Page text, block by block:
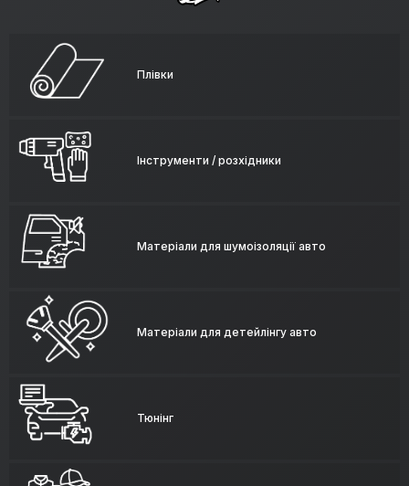
Плівки
Інструменти / розхідники
Матеріали для шумоізоляції авто
Матеріали для детейлінгу авто
Тюнінг